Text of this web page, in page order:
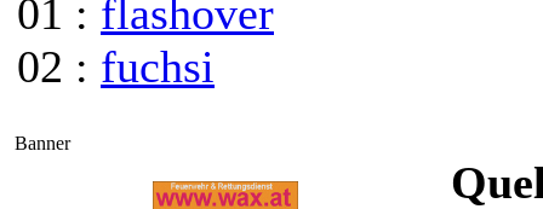
01 : flashover
02 : fuchsi
Banner